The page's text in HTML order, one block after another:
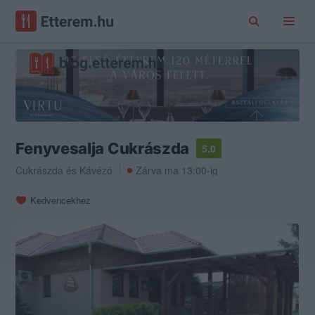
Fenyvesalja Cukrászda
5.0
Cukrászda és Kávézó Zárva ma 13:00-ig
Kedvencekhez